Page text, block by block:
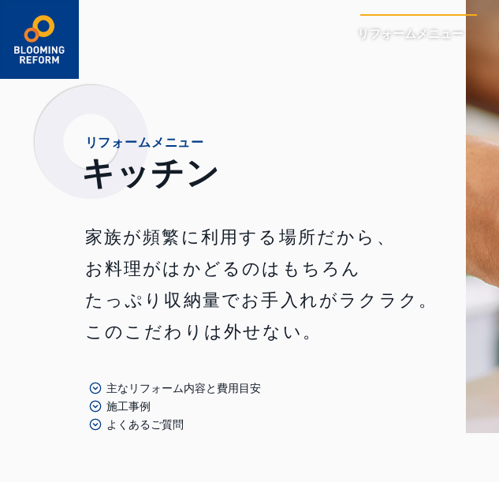
リフォームメニュー
リビング・ダイニング
寝室・子ども部屋
屋根・外壁
リフォームメニュー
キッチン
家族が頻繁に利用する場所だから、
お料理がはかどるのはもちろん
たっぷり収納量でお手入れがラクラク。
このこだわりは外せない。
主なリフォーム内容と費用目安
施工事例
よくあるご質問